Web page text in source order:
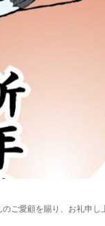
ご愛顧を賜り、お礼申